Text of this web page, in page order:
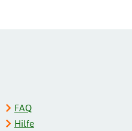
FAQ
Hilfe